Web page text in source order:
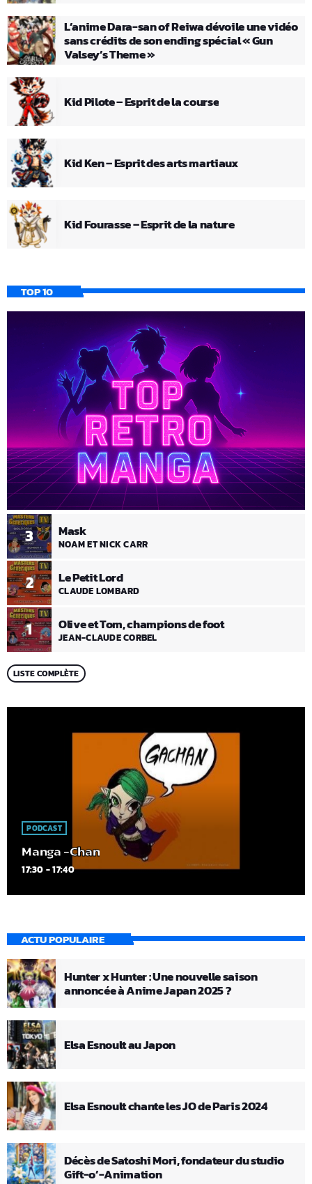
L’anime Dara-san of Reiwa dévoile une vidéo
sans crédits de son ending spécial « Gun
Valsey’s Theme »
Kid Pilote – Esprit de la course
Kid Ken – Esprit des arts martiaux
Kid Fourasse – Esprit de la nature
TOP 10
1 Olive et Tom, champions de foot
JEAN-CLAUDE CORBEL
2 Le Petit Lord
CLAUDE LOMBARD
3 Mask
NOAM ET NICK CARR
LISTE COMPLÈTE
PODCAST
Manga -Chan
17:30 - 17:40
ACTU POPULAIRE
Hunter x Hunter : Une nouvelle saison
annoncée à Anime Japan 2025 ?
Elsa Esnoult au Japon
Elsa Esnoult chante les JO de Paris 2024
Décès de Satoshi Mori, fondateur du studio
Gift-o’-Animation